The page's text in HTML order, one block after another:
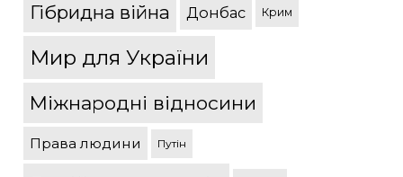
Гібридна війна Донбас Крим
Мир для України
Міжнародні відносини
Права людини Путін